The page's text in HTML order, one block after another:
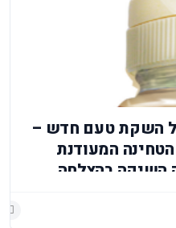
השקת טעם חדש –
המעודנת
השיקה בהצלחה